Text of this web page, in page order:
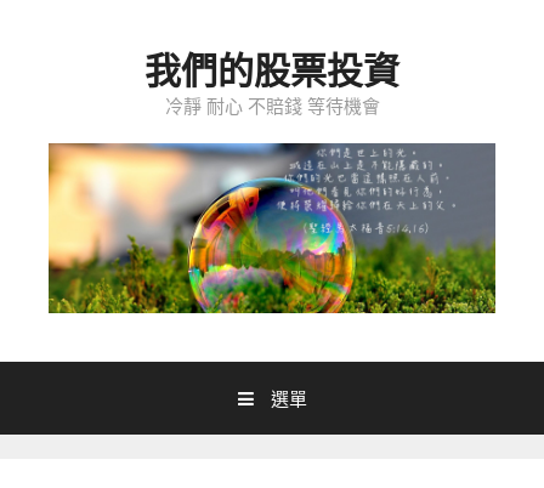
我們的股票投資
冷靜 耐心 不賠錢 等待機會
選單